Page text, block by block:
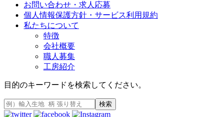
お問い合わせ・求人応募
個人情報保護方針・サービス利用規約
私たちについて
特徴
会社概要
職人募集
工房紹介
目的のキーワードを検索してください。
検索